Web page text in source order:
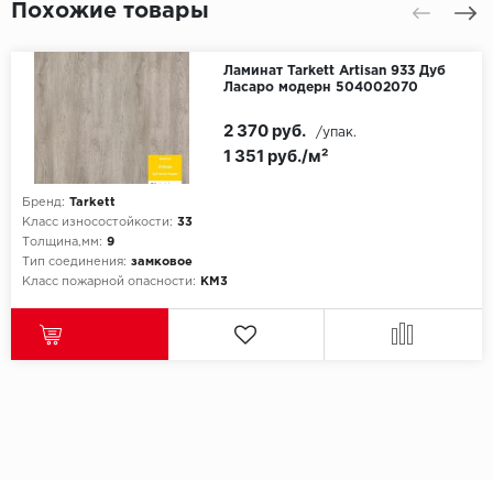
Похожие товары
Ламинат Tarkett Artisan 933 Дуб
Ласаро модерн 504002070
Бренд: Tarkett
Класс износостойкости: 33
Толщина,мм: 9
Тип соединения: замковое
Класс пожарной опасности:
КМ3
1 351 руб./м²
2 370 руб. /упак.